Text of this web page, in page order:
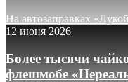
На автозаправках
12 июня 2026
Более тысячи
флешмобе